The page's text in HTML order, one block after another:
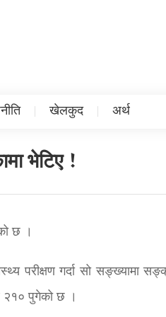
खेलकुद अर्थ
भेटिए !
छ ।
परीक्षण गर्दा सो सङ्ख्यामा
२१० पुगेको छ ।